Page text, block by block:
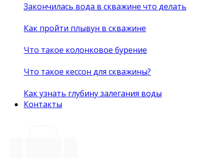
Закончилась вода в скважине что делать
Как пройти плывун в скважине
Что такое колонковое бурение
Что такое кессон для скважины?
Как узнать глубину залегания воды
Контакты